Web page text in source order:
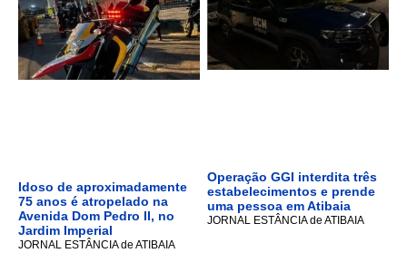
Idoso de aproximadamente
75 anos é atropelado na
Avenida Dom Pedro II, no
Jardim Imperial
JORNAL ESTÂNCIA de ATIBAIA
Operação GGI interdita três
estabelecimentos e prende
uma pessoa em Atibaia
JORNAL ESTÂNCIA de ATIBAIA